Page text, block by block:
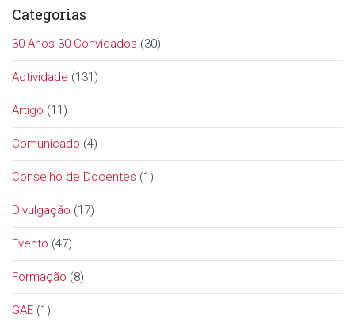
Categorias
30 Anos 30 Convidados (30)
Actividade (131)
Artigo (11)
Comunicado (4)
Conselho de Docentes (1)
Divulgação (17)
Evento (47)
Formação (8)
GAE (1)